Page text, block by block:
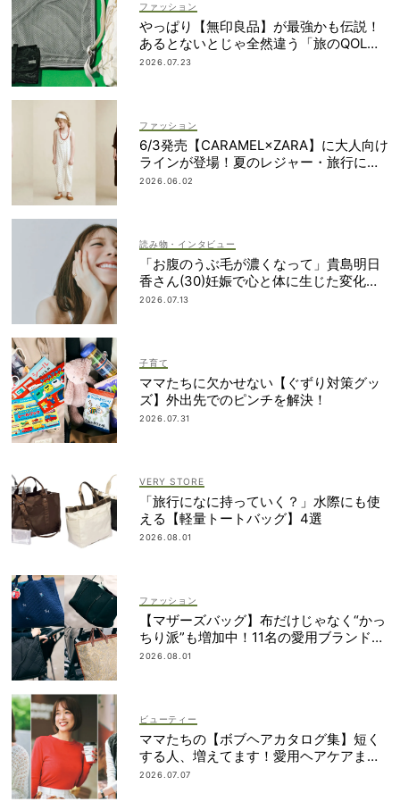
ファッション
やっぱり【無印良品】が最強かも伝説！
あるとないとじゃ全然違う「旅のQOL爆
上げアイテム」
2026.07.23
ファッション
6/3発売【CARAMEL×ZARA】に大人向け
ラインが登場！夏のレジャー・旅行にも
おすすめ
2026.06.02
読み物・インタビュー
「お腹のうぶ毛が濃くなって」貴島明日
香さん(30)妊娠で心と体に生じた変化も
「愛しいです」
2026.07.13
子育て
ママたちに欠かせない【ぐずり対策グッ
ズ】外出先でのピンチを解決！
2026.07.31
VERY STORE
「旅行になに持っていく？」水際にも使
える【軽量トートバッグ】4選
2026.08.01
ファッション
【マザーズバッグ】布だけじゃなく“かっ
ちり派”も増加中！11名の愛用ブランド
は？
2026.08.01
ビューティー
ママたちの【ボブヘアカタログ集】短く
する人、増えてます！愛用ヘアケアまで
全部見せ
2026.07.07